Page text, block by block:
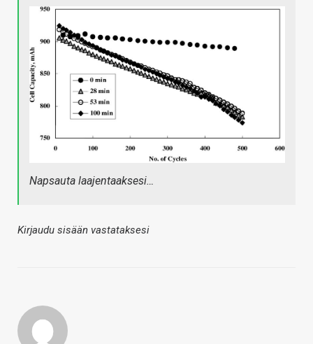
Napsauta laajentaaksesi…
Kirjaudu sisään vastataksesi